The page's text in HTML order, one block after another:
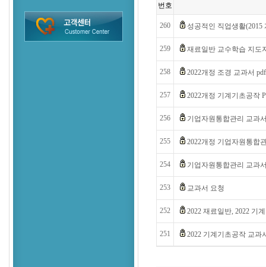
번호
260 성공적인 직업생활(2015
259 재료일반 교수학습 지도
258 2022개정 조경 교과서
257 2022개정 기계기초공작
256 기업자원통합관리 교과
255 2022개정 기업자원통합
254 기업자원통합관리 교과
253 교과서 요청
252 2022 재료일반, 2022 기
251 2022 기계기초공작 교과